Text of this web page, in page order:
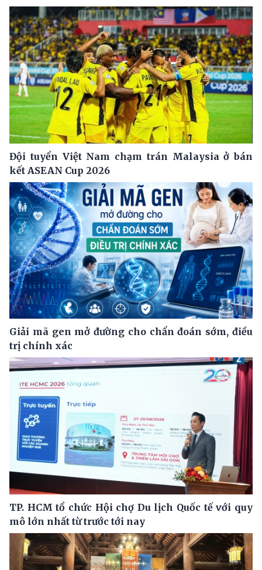
Đội tuyển Việt Nam chạm trán Malaysia ở bán
kết ASEAN Cup 2026
Giải mã gen mở đường cho chẩn đoán sớm, điều
trị chính xác
TP. HCM tổ chức Hội chợ Du lịch Quốc tế với quy
mô lớn nhất từ trước tới nay